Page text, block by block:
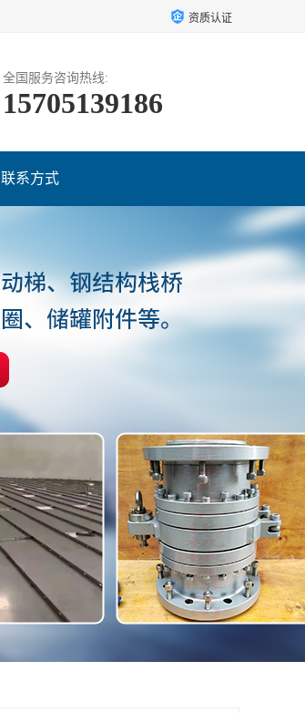
资质认证
全国服务咨询热线:
15705139186
联系方式